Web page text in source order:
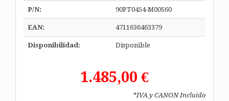
P/N: 90PT0454-M00S60
EAN: 4711636463379
Disponibilidad: Disponible
1.485,00 €
*IVA y CANON Incluido